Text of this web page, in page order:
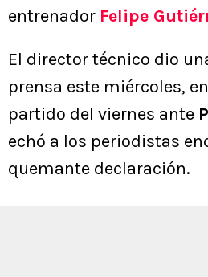
entrenador Felipe
El director técnico dio
prensa este miércoles,
partido del viernes ante
echó a los periodistas
quemante declaración.